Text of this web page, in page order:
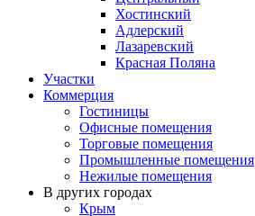
Хостинский
Адлерский
Лазаревский
Красная Поляна
Участки
Коммерция
Гостиницы
Офисные помещения
Торговые помещения
Промышленные помещения
Нежилые помещения
В других городах
Крым